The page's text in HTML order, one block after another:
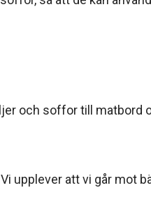
och soffor till matbord
upplever att vi går mot